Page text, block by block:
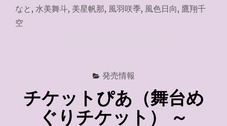
あ
なと , 水美舞斗, 美星帆那, 風羽咲季, 風色日向, 鷹翔千
空
発売情報
チケットぴあ（舞台め
ぐりチケット） ～